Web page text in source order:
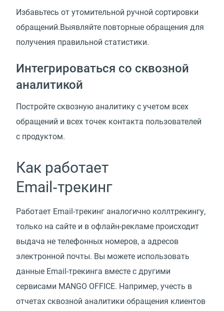
Избавьтесь от утомительной ручной сортировки
обращений.Выявляйте повторные обращения для
получения правильной статистики.
Интегрироваться со сквозной
аналитикой
Постройте сквозную аналитику с учетом всех
обращений и всех точек контакта пользователей
с продуктом.
Как работает
Email‑трекинг
Работает Email-трекинг аналогично коллтрекингу,
только на сайте и в офлайн-рекламе происходит
выдача не телефонных номеров, а адресов
электронной почты. Вы можете использовать
данные Email-трекинга вместе с другими
сервисами MANGO OFFICE. Например, учесть в
отчетах сквозной аналитики обращения клиентов